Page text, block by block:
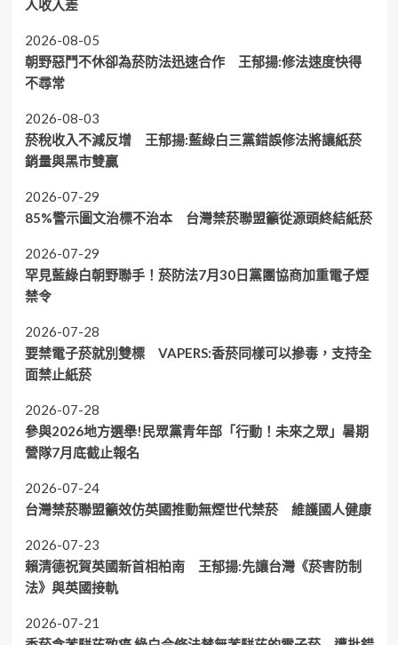
人收入差
2026-08-05
朝野惡鬥不休卻為菸防法迅速合作 王郁揚:修法速度快得
不尋常
2026-08-03
菸稅收入不減反增 王郁揚:藍綠白三黨錯誤修法將讓紙菸
銷量與黑市雙贏
2026-07-29
85%警示圖文治標不治本 台灣禁菸聯盟籲從源頭終結紙菸
2026-07-29
罕見藍綠白朝野聯手！菸防法7月30日黨團協商加重電子煙
禁令
2026-07-28
要禁電子菸就別雙標 VAPERS:香菸同樣可以摻毒，支持全
面禁止紙菸
2026-07-28
參與2026地方選舉!民眾黨青年部「行動！未來之眾」暑期
營隊7月底截止報名
2026-07-24
台灣禁菸聯盟籲效仿英國推動無煙世代禁菸 維護國人健康
2026-07-23
賴清德祝賀英國新首相柏南 王郁揚:先讓台灣《菸害防制
法》與英國接軌
2026-07-21